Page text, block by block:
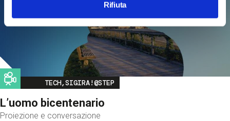
Rifiuta
Image
TECH,SIGIRA!@STEP
L’uomo bicentenario
Proiezione e conversazione